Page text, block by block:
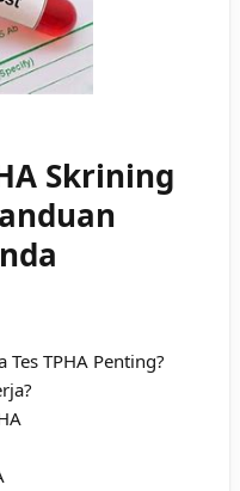
Skrining
TPHA Penting?